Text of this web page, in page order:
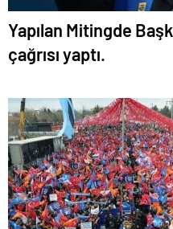
Yapılan Mitingde
çağrısı yaptı.